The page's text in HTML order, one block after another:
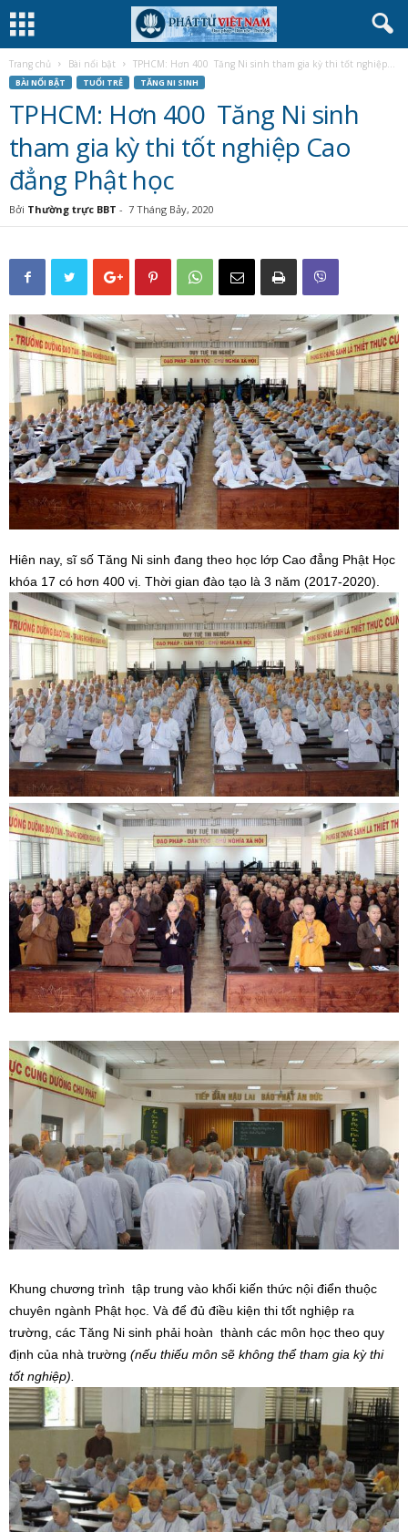
Trang chủ Bài nổi bật TPHCM: Hơn 400 Tăng Ni sinh tham gia kỳ thi tốt nghiệp...
BÀI NỔI BẬT TUỔI TRẺ TĂNG NI SINH
TPHCM: Hơn 400 Tăng Ni sinh
tham gia kỳ thi tốt nghiệp Cao
đẳng Phật học
Bởi Thường trực BBT - 7 Tháng Bảy, 2020
Hiên nay, sĩ số Tăng Ni sinh đang theo học lớp Cao đẳng Phật Học
khóa 17 có hơn 400 vị. Thời gian đào tạo là 3 năm (2017-2020).
Khung chương trình tập trung vào khối kiến thức nội điển thuộc
chuyên ngành Phật học. Và để đủ điều kiện thi tốt nghiệp ra
trường, các Tăng Ni sinh phải hoàn thành các môn học theo quy
định của nhà trường (nếu thiếu môn sẽ không thể tham gia kỳ thi
tốt nghiệp).